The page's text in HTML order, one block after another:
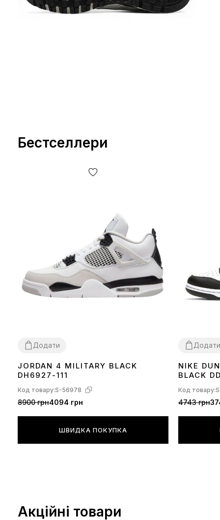
Бестселлери
Додати
363738394041 424344
JORDAN 4 MILITARY BLACK
DH6927-111
Код товару:S-56978
8900 грн4094 грн
ШВИДКА ПОКУПКА
Додати
3637 3839
NIKE
BLACK
Код товару:
4743 грн
Акційні товари